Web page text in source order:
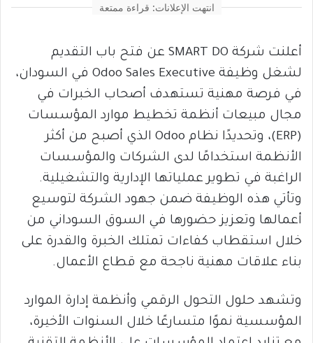
انتهت الإعلانات: قراءة ممتعة
أعلنت شركة SMART DO عن فتح باب التقديم
لشغل وظيفة Odoo Sales Executive في السودان،
في فرصة مهنية تستهدف أصحاب الخبرات في
مجال مبيعات أنظمة تخطيط موارد المؤسسات
(ERP)، وتحديدًا نظام Odoo الذي أصبح من أكثر
الأنظمة استخدامًا لدى الشركات والمؤسسات
الراغبة في تطوير عملياتها الإدارية والتشغيلية.
وتأتي هذه الوظيفة ضمن جهود الشركة لتوسيع
أعمالها وتعزيز حضورها في السوق السوداني من
خلال استقطاب كفاءات تمتلك الخبرة والقدرة على
بناء علاقات مهنية ناجحة مع قطاع الأعمال.
وتشهد حلول التحول الرقمي وأنظمة إدارة الموارد
المؤسسية نموًا متسارعًا خلال السنوات الأخيرة،